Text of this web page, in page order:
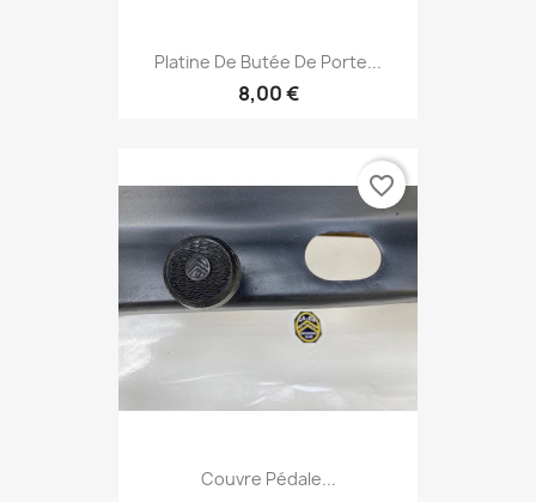
Platine De Butée De Porte...
8,00 €
Couvre Pédale...
favorite_border